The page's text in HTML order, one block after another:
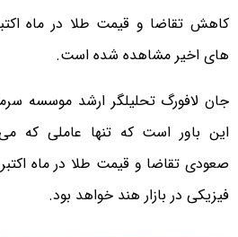
کاهش تقاضا و قیمت طلا در ماه
های اخیر مشاهده شده است.
جان لافورگ تحلیلگر ارشد موسسه
این باور است که تنها عاملی که
صعودی تقاضا و قیمت طلا در ماه
فیزیکی در بازار هند خواهد بود.